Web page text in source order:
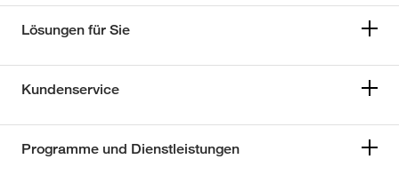
Lösungen für Sie
Kundenservice
Programme und Dienstleistungen